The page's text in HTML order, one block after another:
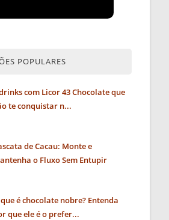
POPULARES
com Licor 43 Chocolate que
te conquistar n...
de Cacau: Monte e
o Fluxo Sem Entupir
é chocolate nobre? Entenda
que ele é o prefer...